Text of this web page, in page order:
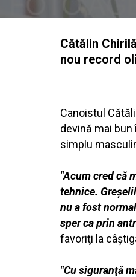
Cătălin
nou record
Canoistul
devină mai
simplu
"Acum cred că
tehnice.
nu a fost
sper ca prin
favoriţi la
"Cu siguranţă